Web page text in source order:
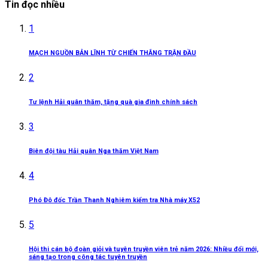
Tin đọc nhiều
1
MẠCH NGUỒN BẢN LĨNH TỪ CHIẾN THẮNG TRẬN ĐẦU
2
Tư lệnh Hải quân thăm, tặng quà gia đình chính sách
3
Biên đội tàu Hải quân Nga thăm Việt Nam
4
Phó Đô đốc Trần Thanh Nghiêm kiểm tra Nhà máy X52
5
Hội thi cán bộ đoàn giỏi và tuyên truyền viên trẻ năm 2026: Nhiều đổi mới,
sáng tạo trong công tác tuyên truyền